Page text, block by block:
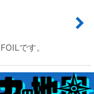
です。